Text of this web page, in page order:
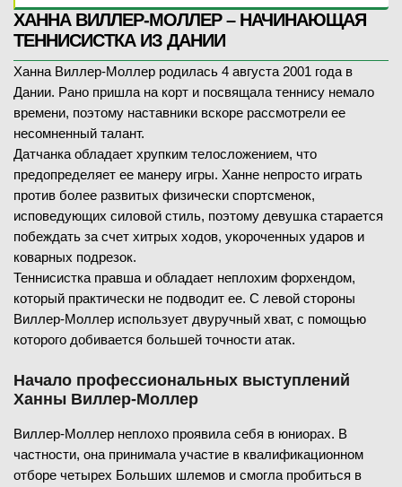
ХАННА ВИЛЛЕР-МОЛЛЕР – НАЧИНАЮЩАЯ
ТЕННИСИСТКА ИЗ ДАНИИ
Ханна Виллер-Моллер родилась 4 августа 2001 года в
Дании. Рано пришла на корт и посвящала теннису немало
времени, поэтому наставники вскоре рассмотрели ее
несомненный талант.
Датчанка обладает хрупким телосложением, что
предопределяет ее манеру игры. Ханне непросто играть
против более развитых физически спортсменок,
исповедующих силовой стиль, поэтому девушка старается
побеждать за счет хитрых ходов, укороченных ударов и
коварных подрезок.
Теннисистка правша и обладает неплохим форхендом,
который практически не подводит ее. С левой стороны
Виллер-Моллер использует двуручный хват, с помощью
которого добивается большей точности атак.
Начало профессиональных выступлений
Ханны Виллер-Моллер
Виллер-Моллер неплохо проявила себя в юниорах. В
частности, она принимала участие в квалификационном
отборе четырех Больших шлемов и смогла пробиться в